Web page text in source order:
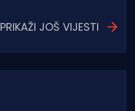
PRIKAŽI JOŠ VIJESTI